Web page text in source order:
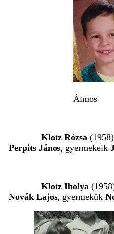
Álmos
Klotz Rózsa
Perpits János, gyermekeik
Klotz Ibolya
Novák Lajos, gyermekük